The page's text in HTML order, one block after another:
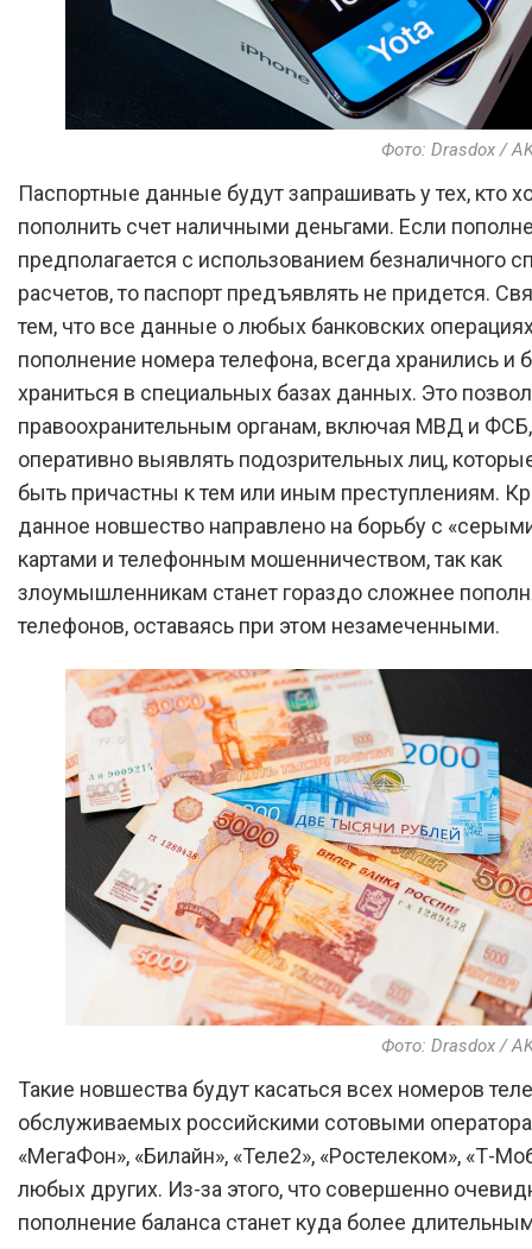
Фото: Drasdox /
Паспортные данные будут запрашивать у тех, кто
пополнить счет наличными деньгами. Если
предполагается с использованием безналичного
расчетов, то паспорт предъявлять не придется.
тем, что все данные о любых банковских
пополнение номера телефона, всегда хранились и
храниться в специальных базах данных. Это
правоохранительным органам, включая МВД и ФСБ,
оперативно выявлять подозрительных лиц,
быть причастны к тем или иным преступлениям.
данное новшество направлено на борьбу с
картами и телефонным мошенничеством, так как
злоумышленникам станет гораздо сложнее
телефонов, оставаясь при этом незамеченными.
Фото: Drasdox /
Такие новшества будут касаться всех номеров
обслуживаемых российскими сотовыми
«МегаФон», «Билайн», «Теле2», «Ростелеком», «Т-
любых других. Из-за этого, что совершенно
пополнение баланса станет куда более